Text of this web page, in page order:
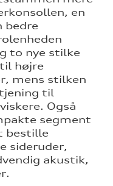
en
bedre
to nye stilke
højre
mens stilken
til
Også
segment
bestille
sideruder,
akustik,